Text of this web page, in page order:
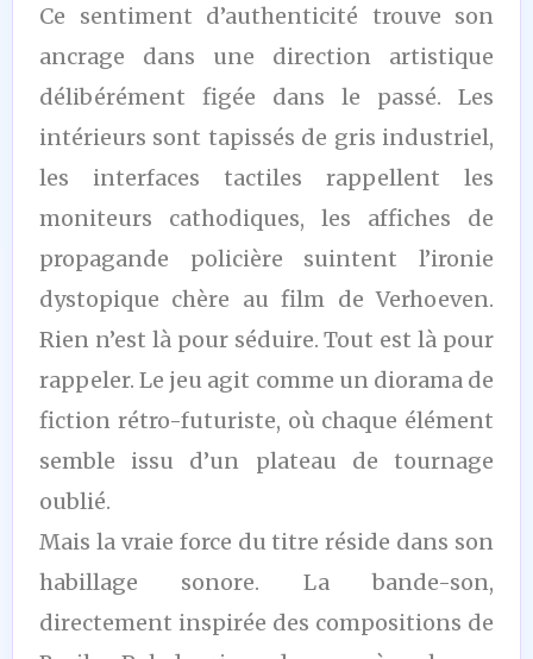
Ce sentiment d’authenticité trouve son
ancrage dans une direction artistique
délibérément figée dans le passé. Les
intérieurs sont tapissés de gris industriel,
les interfaces tactiles rappellent les
moniteurs cathodiques, les affiches de
propagande policière suintent l’ironie
dystopique chère au film de Verhoeven.
Rien n’est là pour séduire. Tout est là pour
rappeler. Le jeu agit comme un diorama de
fiction rétro-futuriste, où chaque élément
semble issu d’un plateau de tournage
oublié.
Mais la vraie force du titre réside dans son
habillage sonore. La bande-son,
directement inspirée des compositions de